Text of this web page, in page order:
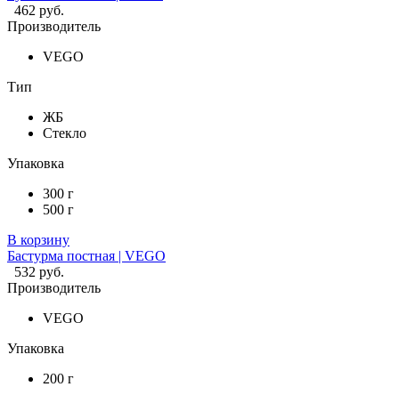
462 руб.
Производитель
VEGO
Тип
ЖБ
Стекло
Упаковка
300 г
500 г
В корзину
Бастурма постная | VEGO
532 руб.
Производитель
VEGO
Упаковка
200 г